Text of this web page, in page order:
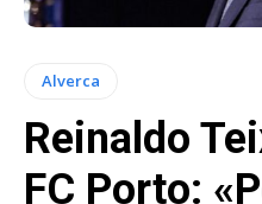
Alverca
Reinaldo
FC Porto: